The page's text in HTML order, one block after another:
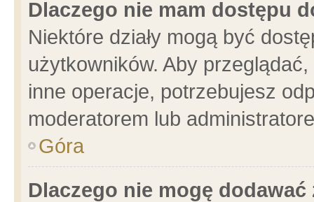
Dlaczego nie mam dostępu
Niektóre działy mogą być
użytkowników. Aby
inne operacje, potrzebujesz
moderatorem lub
Góra
Dlaczego nie mogę dodawać